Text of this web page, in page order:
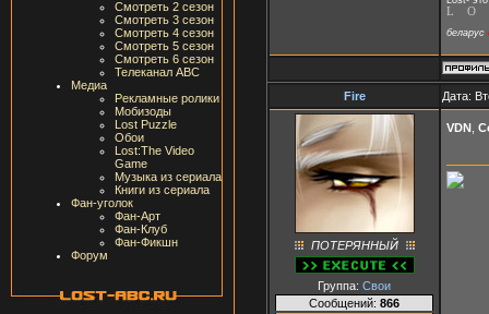
Смотреть 2 сезон
Смотреть 3 сезон
Смотреть 4 сезон
Смотреть 5 сезон
Смотреть 6 сезон
Телеканал ABC
Медиа
Рекламные ролики
Мобизоды
Lost Puzzle
Обои
Lost:The Video
Game
Музыка из сериала
Книги из сериала
Фан-уголок
Фан-Арт
Фан-Клуб
Фан-Фикшн
Форум
L O
беларус
Fire Дата:
ПОТЕРЯННЫЙ
Группа: Свои
Сообщений: 866
VDN